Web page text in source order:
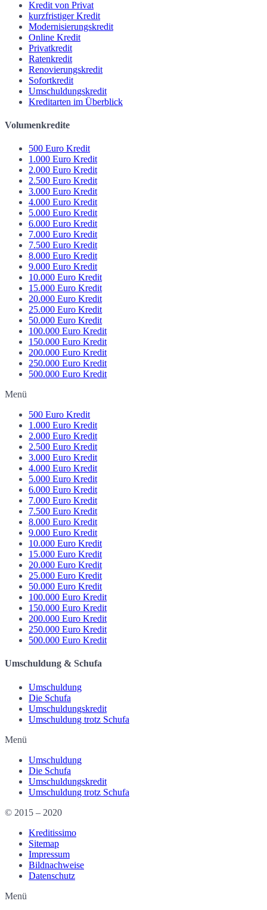
Kredit von Privat
kurzfristiger Kredit
Modernisierungskredit
Online Kredit
Privatkredit
Ratenkredit
Renovierungskredit
Sofortkredit
Umschuldungskredit
Kreditarten im Überblick
Volumenkredite
500 Euro Kredit
1.000 Euro Kredit
2.000 Euro Kredit
2.500 Euro Kredit
3.000 Euro Kredit
4.000 Euro Kredit
5.000 Euro Kredit
6.000 Euro Kredit
7.000 Euro Kredit
7.500 Euro Kredit
8.000 Euro Kredit
9.000 Euro Kredit
10.000 Euro Kredit
15.000 Euro Kredit
20.000 Euro Kredit
25.000 Euro Kredit
50.000 Euro Kredit
100.000 Euro Kredit
150.000 Euro Kredit
200.000 Euro Kredit
250.000 Euro Kredit
500.000 Euro Kredit
Menü
500 Euro Kredit
1.000 Euro Kredit
2.000 Euro Kredit
2.500 Euro Kredit
3.000 Euro Kredit
4.000 Euro Kredit
5.000 Euro Kredit
6.000 Euro Kredit
7.000 Euro Kredit
7.500 Euro Kredit
8.000 Euro Kredit
9.000 Euro Kredit
10.000 Euro Kredit
15.000 Euro Kredit
20.000 Euro Kredit
25.000 Euro Kredit
50.000 Euro Kredit
100.000 Euro Kredit
150.000 Euro Kredit
200.000 Euro Kredit
250.000 Euro Kredit
500.000 Euro Kredit
Umschuldung & Schufa
Umschuldung
Die Schufa
Umschuldungskredit
Umschuldung trotz Schufa
Menü
Umschuldung
Die Schufa
Umschuldungskredit
Umschuldung trotz Schufa
© 2015 – 2020
Kreditissimo
Sitemap
Impressum
Bildnachweise
Datenschutz
Menü